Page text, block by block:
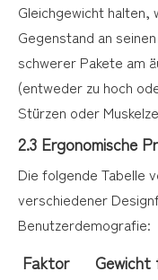
Gleichgewicht halten,
Gegenstand an
schwerer Pakete am
(entweder zu hoch
Stürzen oder
2.3 Ergonomische
Die folgende Tabelle
verschiedener
Benutzerdemografie:
Faktor
Gewicht